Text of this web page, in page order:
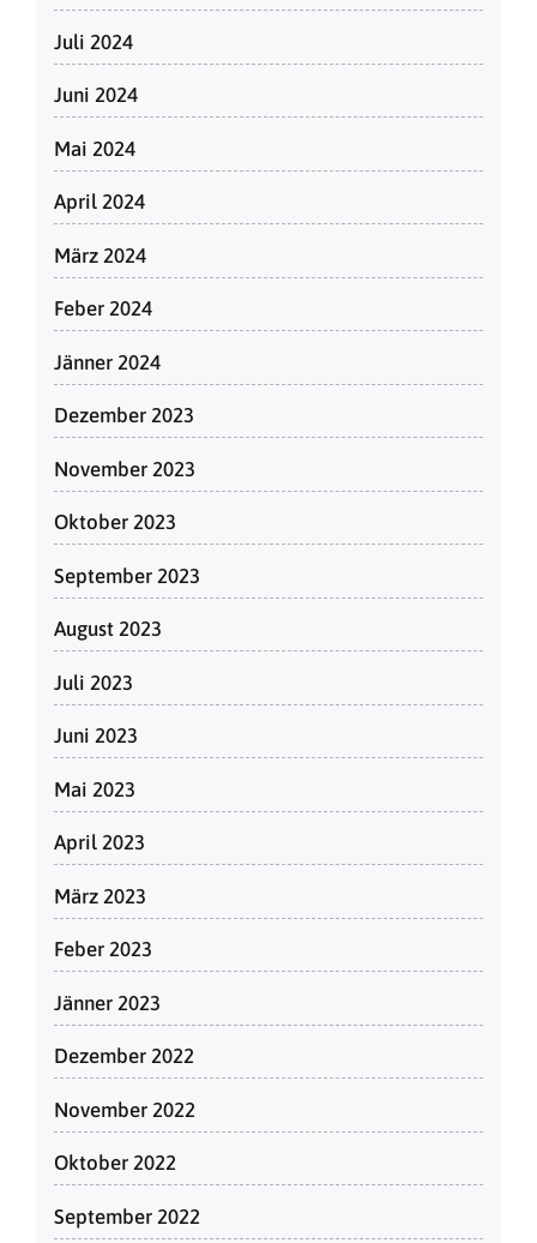
Juli 2024
Juni 2024
Mai 2024
April 2024
März 2024
Feber 2024
Jänner 2024
Dezember 2023
November 2023
Oktober 2023
September 2023
August 2023
Juli 2023
Juni 2023
Mai 2023
April 2023
März 2023
Feber 2023
Jänner 2023
Dezember 2022
November 2022
Oktober 2022
September 2022